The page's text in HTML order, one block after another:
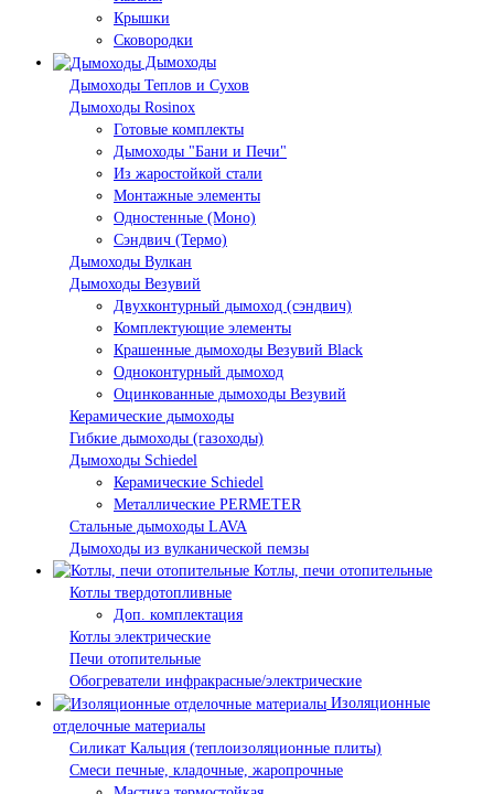
Крышки
Сковородки
Дымоходы
Дымоходы Теплов и Сухов
Дымоходы Rosinox
Готовые комплекты
Дымоходы "Бани и Печи"
Из жаростойкой стали
Монтажные элементы
Одностенные (Моно)
Сэндвич (Термо)
Дымоходы Вулкан
Дымоходы Везувий
Двухконтурный дымоход (сэндвич)
Комплектующие элементы
Крашенные дымоходы Везувий Black
Одноконтурный дымоход
Оцинкованные дымоходы Везувий
Керамические дымоходы
Гибкие дымоходы (газоходы)
Дымоходы Schiedel
Керамические Schiedel
Металлические PERMETER
Стальные дымоходы LAVA
Дымоходы из вулканической пемзы
Котлы, печи отопительные
Котлы твердотопливные
Доп. комплектация
Котлы электрические
Печи отопительные
Обогреватели инфракрасные/электрические
Изоляционные
отделочные материалы
Силикат Кальция (теплоизоляционные плиты)
Смеси печные, кладочные, жаропрочные